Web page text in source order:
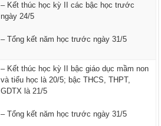
– Kết thúc học kỳ II các bậc học trước
ngày 24/5
– Tổng kết năm học trước ngày 31/5
– Kết thúc học kỳ II bậc giáo dục mầm non
và tiểu học là 20/5; bậc THCS, THPT,
GDTX là 21/5
– Tổng kết năm học trước ngày 31/5